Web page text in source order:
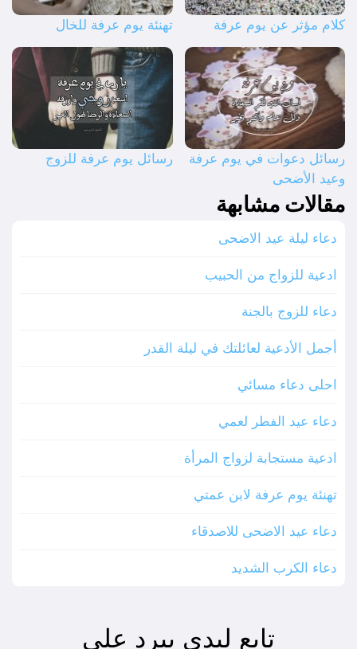
كلام مؤثر عن يوم عرفة تهنئة يوم عرفة للخال
رسائل دعوات في يوم عرفة
وعيد الأضحى
رسائل يوم عرفة للزوج
مقالات مشابهة
دعاء ليلة عيد الاضحى
ادعية للزواج من الحبيب
دعاء للزوج بالجنة
أجمل الأدعية لعائلتك في ليلة القدر
احلى دعاء مسائي
دعاء عيد الفطر لعمي
ادعية مستجابة لزواج المرأة
تهنئة يوم عرفة لابن عمتي
دعاء عيد الاضحى للاصدقاء
دعاء الكرب الشديد
تابع ليدي بيرد على